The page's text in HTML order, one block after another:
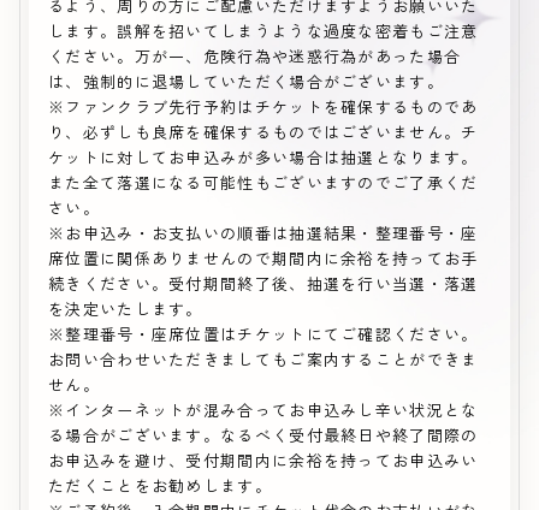
るよう、周りの方にご配慮いただけますようお願いいた
します。誤解を招いてしまうような過度な密着もご注意
ください。万が一、危険行為や迷惑行為があった場合
は、強制的に退場していただく場合がございます。
※ファンクラブ先行予約はチケットを確保するものであ
り、必ずしも良席を確保するものではございません。チ
ケットに対してお申込みが多い場合は抽選となります。
また全て落選になる可能性もございますのでご了承くだ
さい。
※お申込み・お支払いの順番は抽選結果・整理番号・座
席位置に関係ありませんので期間内に余裕を持ってお手
続きください。受付期間終了後、抽選を行い当選・落選
を決定いたします。
※整理番号・座席位置はチケットにてご確認ください。
お問い合わせいただきましてもご案内することができま
せん。
※インターネットが混み合ってお申込みし辛い状況とな
る場合がございます。なるべく受付最終日や終了間際の
お申込みを避け、受付期間内に余裕を持ってお申込みい
ただくことをお勧めします。